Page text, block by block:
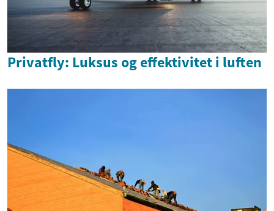
Privatfly: Luksus og effektivitet i luften